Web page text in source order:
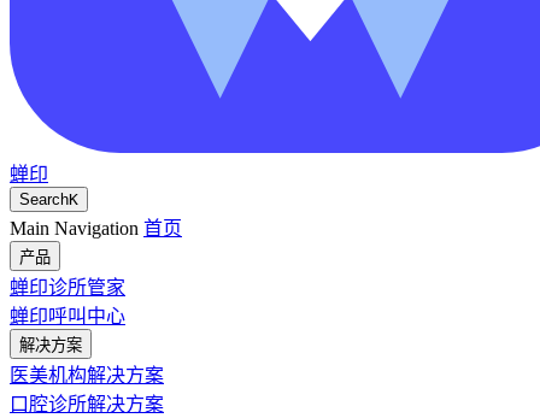
蝉印
SearchK
Main Navigation 首页
产品
蝉印诊所管家
蝉印呼叫中心
解决方案
医美机构解决方案
口腔诊所解决方案